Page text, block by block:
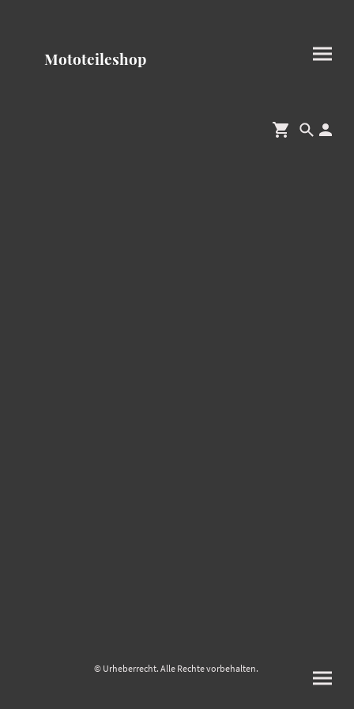
Mototeileshop
© Urheberrecht. Alle Rechte vorbehalten.